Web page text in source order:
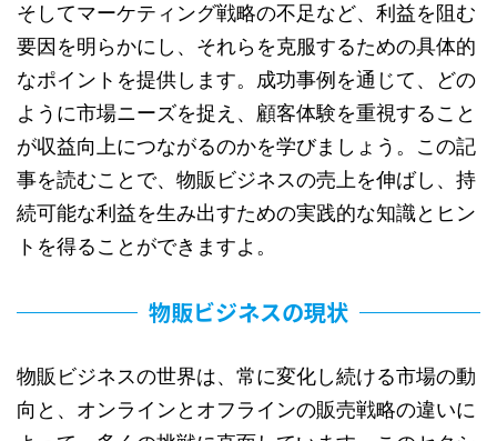
そしてマーケティング戦略の不足など、利益を阻む
要因を明らかにし、それらを克服するための具体的
なポイントを提供します。成功事例を通じて、どの
ように市場ニーズを捉え、顧客体験を重視すること
が収益向上につながるのかを学びましょう。この記
事を読むことで、物販ビジネスの売上を伸ばし、持
続可能な利益を生み出すための実践的な知識とヒン
トを得ることができますよ。
物販ビジネスの現状
物販ビジネスの世界は、常に変化し続ける市場の動
向と、オンラインとオフラインの販売戦略の違いに